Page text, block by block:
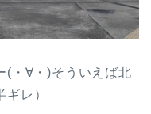
(・∀・)そういえば北
レ）